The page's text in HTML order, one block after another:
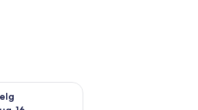
för nästa helg aug. 14 - aug. 16